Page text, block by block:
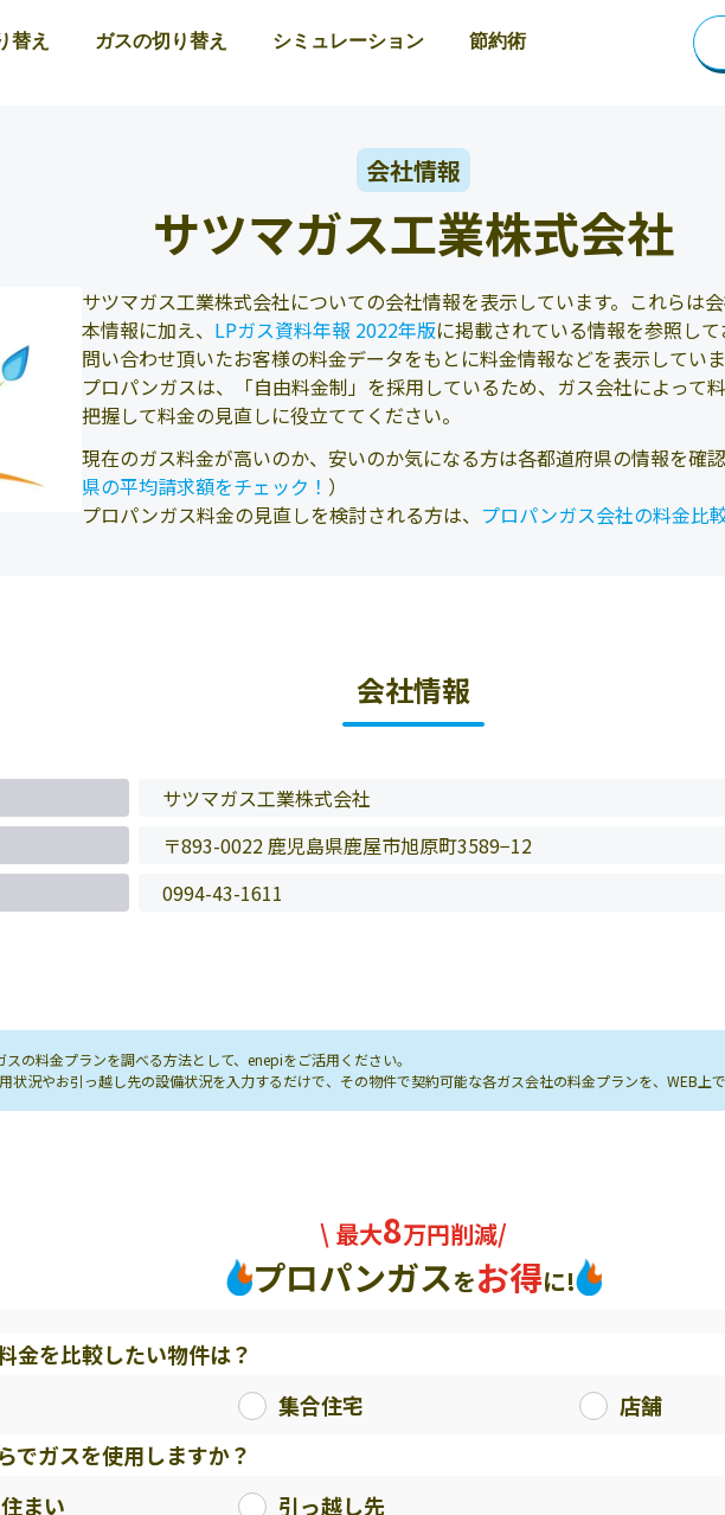
替え ガスの切り替え シミュレーション 節約術
会社情報
サツマガス工業株式会社
サツマガス工業株式会社についての会社情報を表示しています。これらは
本情報に加え、 LPガス資料年報 2022年版に掲載されている情報を参照し
問い合わせ頂いたお客様の料金データをもとに料金情報などを表示していま
プロパンガスは、「自由料金制」を採用しているため、ガス会社によって
把握して料金の見直しに役立ててください。
現在のガス料金が高いのか、安いのか気になる方は各都道府県の情報を確
県の平均請求額をチェック！ ）
プロパンガス料金の見直しを検討される方は、 プロパンガス会社の料金比
会社情報
サツマガス工業株式会社
〒893-0022 鹿児島県鹿屋市旭原町3589−12
0994-43-1611
の料金プランを調べる方法として、enepiをご活用ください。
状況やお引っ越し先の設備状況を入力するだけで、その物件で契約可能な各ガス会社の料金プランを、WEB上で
\ 最大8万円削減/
プロパンガスをお得に!
金を比較したい物件は？
集合住宅
店舗
でガスを使用しますか？
まい
引っ越し先